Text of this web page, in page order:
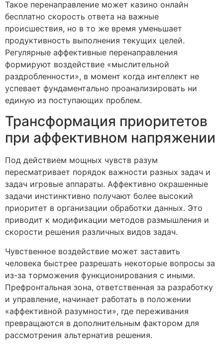
Такое перенаправление может казино онлайн
бесплатно скорость ответа на важные
происшествия, но в то же время уменьшает
продуктивность выполнения текущих целей.
Регулярные аффективные перенаправления
формируют воздействие «мыслительной
раздробленности», в момент когда интеллект не
успевает фундаментально проанализировать ни
единую из поступающих проблем.
Трансформация приоритетов
при аффективном напряжении
Под действием мощных чувств разум
пересматривает порядок важности разных задач и
задач игровые аппараты. Аффективно окрашенные
задачи инстинктивно получают более высокий
приоритет в организации обработки данных. Это
приводит к модификации методов размышления и
скорости решения различных видов задач.
Чувственное воздействие может заставить
человека быстрее разрешать некоторые вопросы за
из-за торможения функционирования с иными.
Префронтальная зона, ответственная за разработку
и управление, начинает работать в положении
«аффективной разумности», где переживания
превращаются в дополнительным фактором для
рассмотрения альтернатив решения.